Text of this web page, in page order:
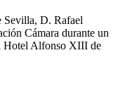
Sevilla, D. Rafael
Cámara durante un
Hotel Alfonso XIII de